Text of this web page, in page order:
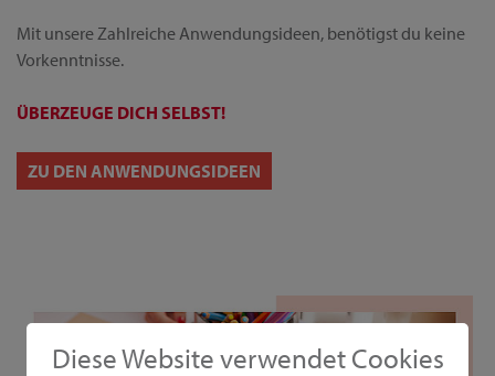
Diese Website verwendet Cookies
Mit unsere Zahlreiche Anwendungsideen, benötigst du keine
Vorkenntnisse.
ÜBERZEUGE DICH SELBST!
ZU DEN ANWENDUNGSIDEEN